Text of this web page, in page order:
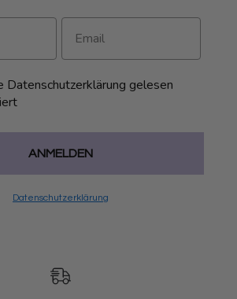
Datenschutzerklärung gelesen
ANMELDEN
Datenschutzerklärung